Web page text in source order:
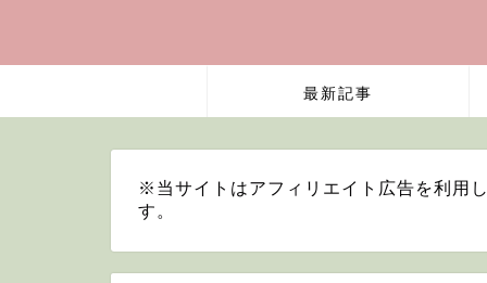
最新記事
※当サイトはアフィリエイト広告を利用
す。